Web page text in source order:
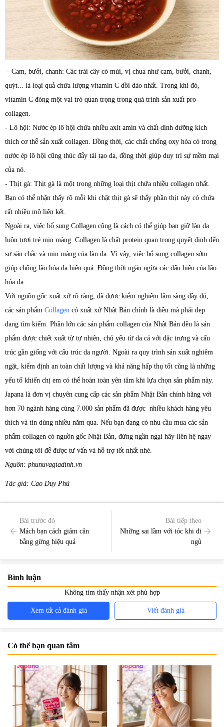
- Cam, bưởi, chanh: Các trái cây có múi, vị chua như cam, bưởi, chanh,
quýt... là loại quả chứa lượng vitamin C dồi dào nhất. Trong khi đó,
vitamin C đóng một vai trò quan trọng trong quá trình sản xuất pro-
collagen.
- Lô hội: Nước ép lô hội chứa nhiều axit amin và chất dinh dưỡng kích
thích cơ thể sản xuất collagen. Đồng thời, các chất chống oxy hóa có trong
nước ép lô hội cũng thúc đẩy tái tạo da, đồng thời giúp duy trì sự mềm mại
của nó.
- Thịt gà: Thịt gà là một trong những loại thịt chứa nhiều collagen nhất.
Bạn có thể nhận thấy rõ mỗi khi chặt thịt gà sẽ thấy phần thịt này có chứa
rất nhiều mô liên kết.
Ngoài ra, việc bổ sung Collagen cũng là cách có thể giúp bạn giữ làn da
luôn tươi trẻ mịn màng. Collagen là chất protein quan trọng quyết định đến
sự săn chắc và mịn màng của làn da. Vì vậy, việc bổ sung collagen sớm
giúp chống lão hóa da hiệu quả. Đồng thời ngăn ngừa các dấu hiệu của lão
hóa da.
Với nguồn gốc xuất xứ rõ ràng, đã được kiểm nghiệm lâm sàng đầy đủ,
các sản phẩm Collagen có xuất xứ Nhật Bản chính là điều mà phái đẹp
đang tìm kiếm. Phần lớn các sản phẩm collagen của Nhật Bản đều là sản
phẩm được chiết xuất từ tự nhiên, chủ yếu từ da cá với đặc trưng và cấu
trúc gần giống với cấu trúc da người. Ngoài ra quy trình sản xuất nghiêm
ngặt, kiểm định an toàn chất lượng và khả năng hấp thụ tốt cũng là những
yếu tố khiến chị em có thể hoàn toàn yên tâm khi lựa chọn sản phẩm này.
Japana là đơn vị chuyên cung cấp các sản phẩm Nhật Bản chính hãng với
hơn 70 ngành hàng cùng 7.000 sản phẩm đã được nhiều khách hàng yêu
thích và tin dùng nhiều năm qua. Nếu bạn đang có nhu cầu mua các sản
phẩm collagen có nguồn gốc Nhật Bản, đừng ngần ngại hãy liên hệ ngay
với chúng tôi để được tư vấn và hỗ trợ tốt nhất nhé.
Nguồn: phunuvagiadinh.vn
Tác giả: Cao Duy Phú
Bài trước đó
Mách bạn cách giảm cân
bằng gừng hiệu quả
Bài tiếp theo
Những sai lầm với tóc khi đi
ngủ
Bình luận
Không tìm thấy nhận xét phù hợp
Xem tất cả đánh giá Viết đánh giá
Có thể bạn quan tâm